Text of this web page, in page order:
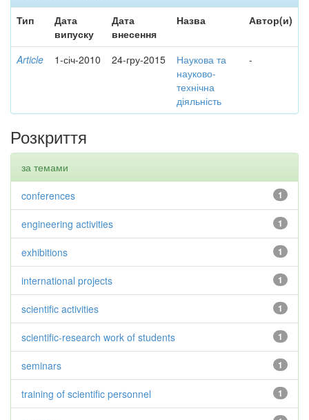
Тип
Дата
випуску
Дата
внесення
Назва Автор(и)
Article 1-січ-2010 24-гру-2015
Наукова та
науково-
технічна
діяльність
-
Розкриття
за темами
1
conferences
1
engineering activities
1
exhibitions
1
international projects
1
scientific activities
1
scientific-research work of students
1
seminars
1
training of scientific personnel